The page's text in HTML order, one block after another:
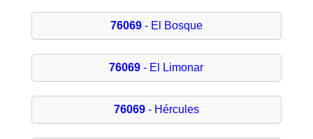
76069- El Bosque
76069 - El Limonar
76069- Hércules